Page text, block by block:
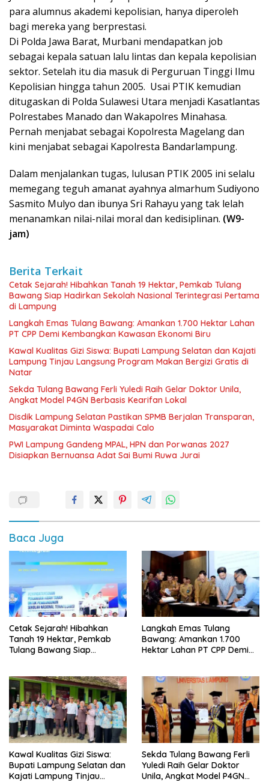
para alumnus akademi kepolisian, hanya diperoleh
bagi mereka yang berprestasi.
Di Polda Jawa Barat, Murbani mendapatkan job
sebagai kepala satuan lalu lintas dan kepala kepolisian
sektor. Setelah itu dia masuk di Perguruan Tinggi Ilmu
Kepolisian hingga tahun 2005. Usai PTIK kemudian
ditugaskan di Polda Sulawesi Utara menjadi Kasatlantas
Polrestabes Manado dan Wakapolres Minahasa.
Pernah menjabat sebagai Kopolresta Magelang dan
kini menjabat sebagai Kapolresta Bandarlampung.
Dalam menjalankan tugas, lulusan PTIK 2005 ini selalu
memegang teguh amanat ayahnya almarhum Sudiyono
Sasmito Mulyo dan ibunya Sri Rahayu yang tak lelah
menanamkan nilai-nilai moral dan kedisiplinan. (W9-
jam)
Berita Terkait
Cetak Sejarah! Hibahkan Tanah 19 Hektar, Pemkab Tulang
Bawang Siap Hadirkan Sekolah Nasional Terintegrasi Pertama
di Lampung
Langkah Emas Tulang Bawang: Amankan 1.700 Hektar Lahan
PT CPP Demi Kembangkan Kawasan Ekonomi Biru
Kawal Kualitas Gizi Siswa: Bupati Lampung Selatan dan Kajati
Lampung Tinjau Langsung Program Makan Bergizi Gratis di
Natar
Sekda Tulang Bawang Ferli Yuledi Raih Gelar Doktor Unila,
Angkat Model P4GN Berbasis Kearifan Lokal
Disdik Lampung Selatan Pastikan SPMB Berjalan Transparan,
Masyarakat Diminta Waspadai Calo
PWI Lampung Gandeng MPAL, HPN dan Porwanas 2027
Disiapkan Bernuansa Adat Sai Bumi Ruwa Jurai
Baca Juga
Cetak Sejarah! Hibahkan
Tanah 19 Hektar, Pemkab
Tulang Bawang Siap
Lampung
Langkah Emas Tulang
Bawang: Amankan 1.700
Hektar Lahan PT CPP Demi
Kawal Kualitas Gizi Siswa:
Bupati Lampung Selatan dan
Kajati Lampung Tinjau
Sekda Tulang Bawang Ferli
Yuledi Raih Gelar Doktor
Unila, Angkat Model P4GN